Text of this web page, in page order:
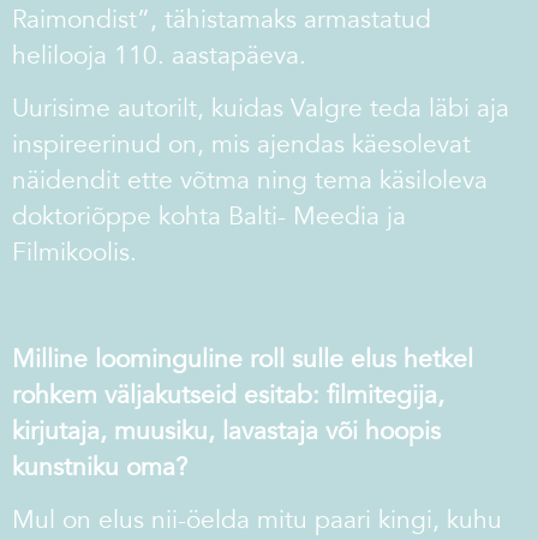
Raimondist”, tähistamaks armastatud
helilooja 110. aastapäeva.
Uurisime autorilt, kuidas Valgre teda läbi aja
inspireerinud on, mis ajendas käesolevat
näidendit ette võtma ning tema käsiloleva
doktoriõppe kohta Balti- Meedia ja
Filmikoolis.
Milline loominguline roll sulle elus hetkel
rohkem väljakutseid esitab: filmitegija,
kirjutaja, muusiku, lavastaja või hoopis
kunstniku oma?
Mul on elus nii-öelda mitu paari kingi, kuhu